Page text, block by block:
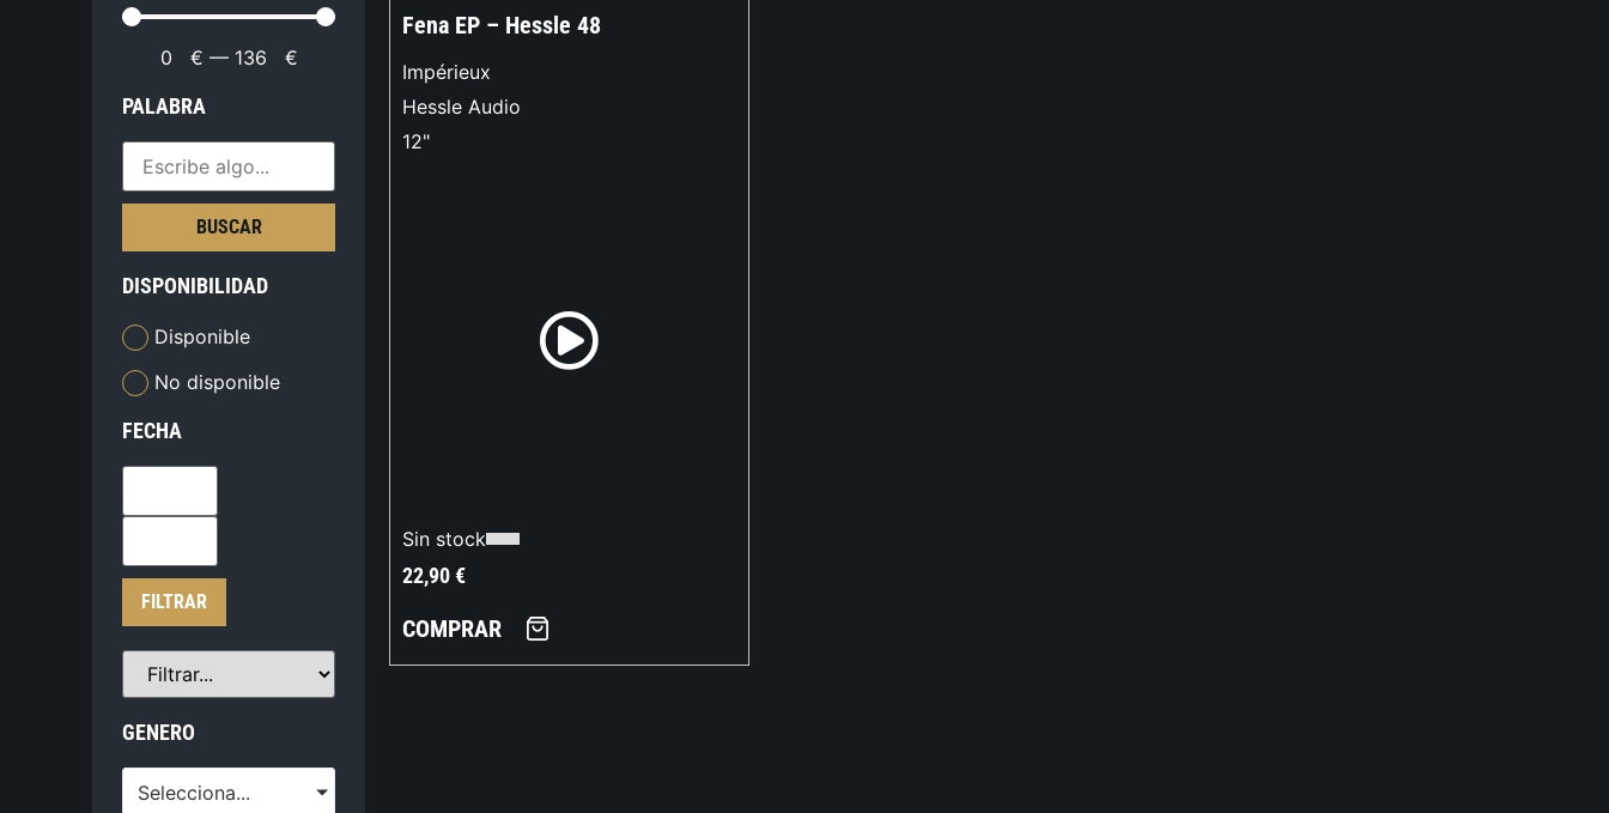
0 € — 136 €
PALABRA
BUSCAR
DISPONIBILIDAD
Disponible
No disponible
FECHA
FILTRAR
GENERO
Selecciona...
Fena EP – Hessle 48
Impérieux
Hessle Audio
12"
Sin stock
22,90€
COMPRAR